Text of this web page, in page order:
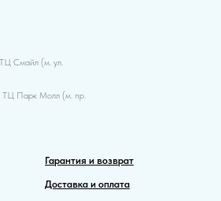
Смайл (м. ул.
ТЦ Парк Молл (м. пр.
Гарантия и возврат
Доставка и оплата